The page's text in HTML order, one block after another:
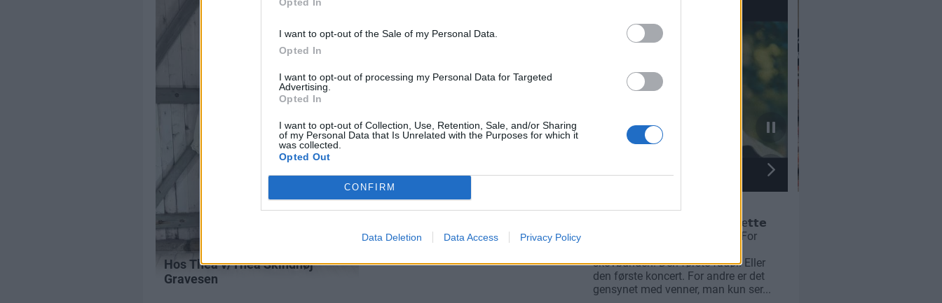
I want to opt-out of the Sale of my Personal Data.
Opted In
I want to opt-out of processing my Personal Data for Targeted
Advertising.
Opted In
I want to opt-out of Collection, Use, Retention, Sale, and/or Sharing
of my Personal Data that Is Unrelated with the Purposes for which it
was collected.
Opted Out
CONFIRM
Data Deletion Data Access Privacy Policy